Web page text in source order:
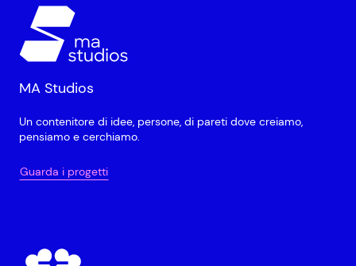
MA Studios
Un contenitore di idee, persone, di pareti dove creiamo,
pensiamo e cerchiamo.
Guarda i progetti